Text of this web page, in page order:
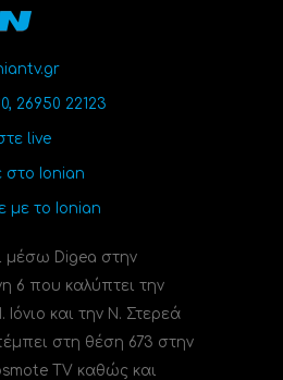
26950 22123
live
στο Ionian
με το Ionian
μέσω Digea στην
6 που καλύπτει την
Ιόνιο και την Ν. Στερεά
στη θέση 673 στην
TV καθώς και